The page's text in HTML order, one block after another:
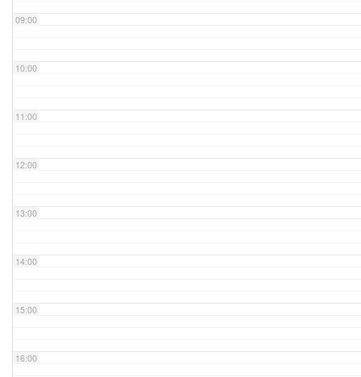
09:00
10:00
11:00
12:00
13:00
14:00
15:00
16:00